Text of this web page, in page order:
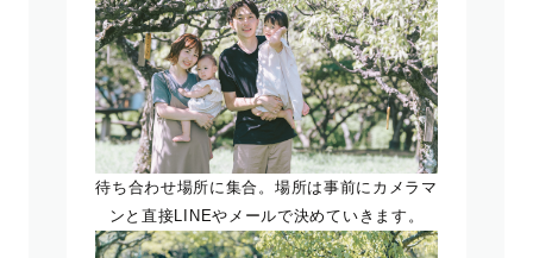
待ち合わせ場所に集合。場所は事前にカメラマ
ンと直接LINEやメールで決めていきます。